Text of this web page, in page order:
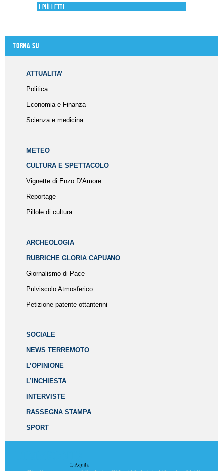
I più letti
Torna su
ATTUALITA’
Politica
Economia e Finanza
Scienza e medicina
METEO
CULTURA E SPETTACOLO
Vignette di Enzo D’Amore
Reportage
Pillole di cultura
ARCHEOLOGIA
RUBRICHE GLORIA CAPUANO
Giornalismo di Pace
Pulviscolo Atmosferico
Petizione patente ottantenni
SOCIALE
NEWS TERREMOTO
L’OPINIONE
L’INCHIESTA
INTERVISTE
RASSEGNA STAMPA
SPORT